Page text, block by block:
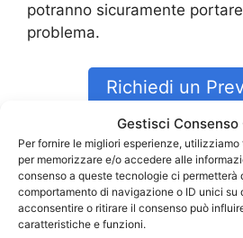
Gestisci Consenso
Per fornire le migliori esperienze,
per memorizzare e/o accedere alle
consenso a queste tecnologie ci permetterà
comportamento di navigazione o ID unici su
acconsentire o ritirare il consenso può
caratteristiche e funzioni.
potranno sicuramente
problema.
Richiedi un
I nostri servizi
Costo CaldaiaRocca
Costo Caldaia Ariston